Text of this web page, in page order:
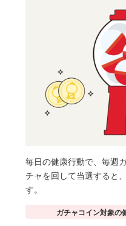
毎日の健康行動で、毎週
チャを回して当選すると
す。
ガチャコイン対象の